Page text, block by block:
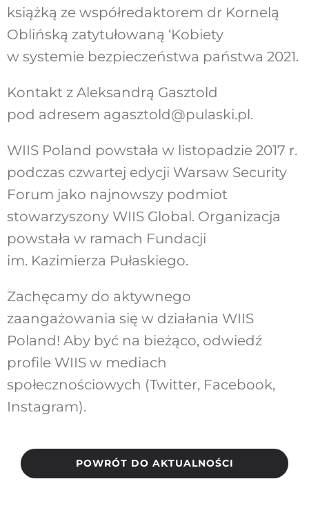
książką ze współredaktorem dr Kornelą
Oblińską zatytułowaną ‘Kobiety
w systemie bezpieczeństwa państwa 2021.
Kontakt z Aleksandrą Gasztold
pod adresem agasztold@pulaski.pl.
WIIS Poland powstała w listopadzie 2017 r.
podczas czwartej edycji Warsaw Security
Forum jako najnowszy podmiot
stowarzyszony WIIS Global. Organizacja
powstała w ramach Fundacji
im. Kazimierza Pułaskiego.
Zachęcamy do aktywnego
zaangażowania się w działania WIIS
Poland! Aby być na bieżąco, odwiedź
profile WIIS w mediach
społecznościowych (Twitter, Facebook,
Instagram).
POWRÓT DO AKTUALNOŚCI